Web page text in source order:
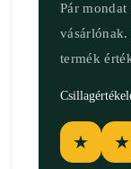
Pár
termék
★ ★